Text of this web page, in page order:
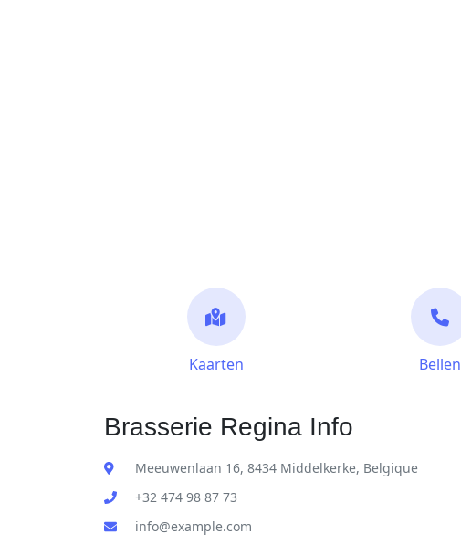
Kaarten Bellen
Brasserie Regina Info
Meeuwenlaan 16, 8434 Middelkerke, Belgique
+32 474 98 87 73
info@example.com